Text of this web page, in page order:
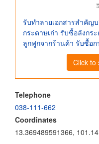
รับทำลายเอกสารสำคัญ
กระดาษเก่า รับซื้อลังกร
ลูกฟูกจากร้านค้า รับซื้อก
Click to
Telephone
038-111-662
Coordinates
13.369489591366,